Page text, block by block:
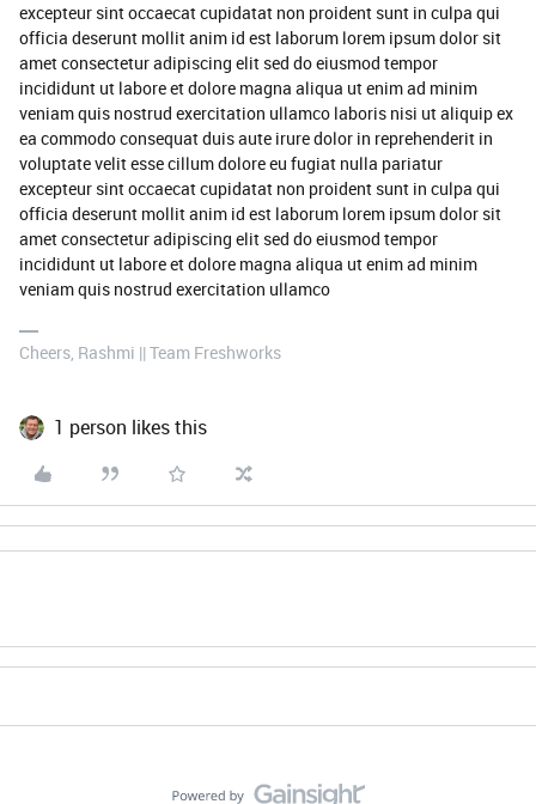
excepteur sint occaecat cupidatat non proident sunt in culpa qui
officia deserunt mollit anim id est laborum lorem ipsum dolor sit
amet consectetur adipiscing elit sed do eiusmod tempor
incididunt ut labore et dolore magna aliqua ut enim ad minim
veniam quis nostrud exercitation ullamco laboris nisi ut aliquip ex
ea commodo consequat duis aute irure dolor in reprehenderit in
voluptate velit esse cillum dolore eu fugiat nulla pariatur
excepteur sint occaecat cupidatat non proident sunt in culpa qui
officia deserunt mollit anim id est laborum lorem ipsum dolor sit
amet consectetur adipiscing elit sed do eiusmod tempor
incididunt ut labore et dolore magna aliqua ut enim ad minim
veniam quis nostrud exercitation ullamco
Cheers, Rashmi || Team Freshworks
1 person likes this